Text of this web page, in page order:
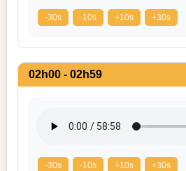
-30s -10s +10s +30s
02h00 - 02h59
-30s -10s +10s +30s